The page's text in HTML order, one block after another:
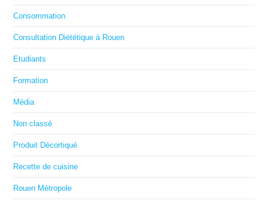
Consommation
Consultation Diététique à Rouen
Etudiants
Formation
Média
Non classé
Produit Décortiqué
Recette de cuisine
Rouen Métropole